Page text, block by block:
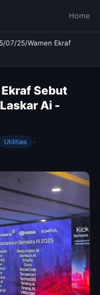
Home
07/25/Wamen Ekraf
Sebut
Ai -
Utilities
•